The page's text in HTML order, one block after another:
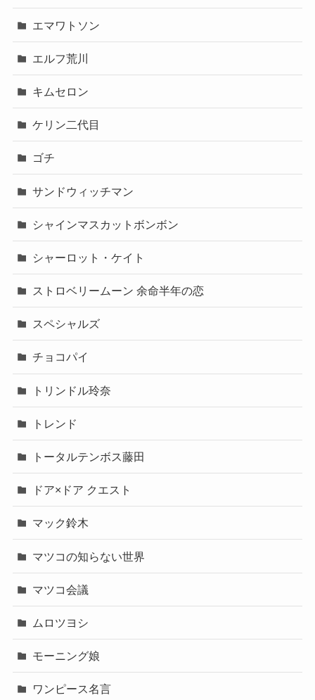
エマワトソン
エルフ荒川
キムセロン
ケリン二代目
ゴチ
サンドウィッチマン
シャインマスカットボンボン
シャーロット・ケイト
ストロベリームーン 余命半年の恋
スペシャルズ
チョコパイ
トリンドル玲奈
トレンド
トータルテンボス藤田
ドア×ドア クエスト
マック鈴木
マツコの知らない世界
マツコ会議
ムロツヨシ
モーニング娘
ワンピース名言